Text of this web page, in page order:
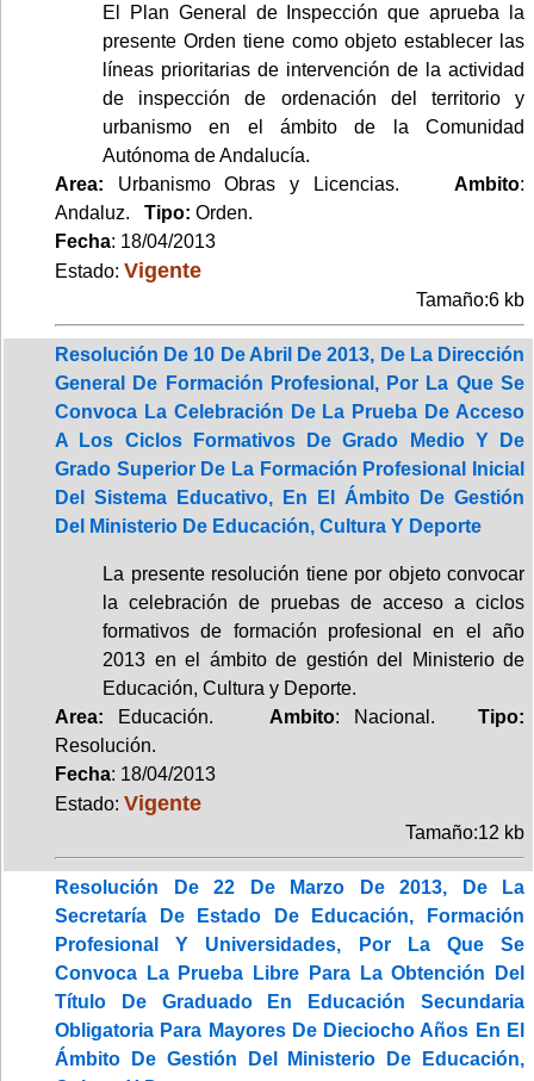
El Plan General de Inspección que aprueba la
presente Orden tiene como objeto establecer las
líneas prioritarias de intervención de la actividad
de inspección de ordenación del territorio y
urbanismo en el ámbito de la Comunidad
Autónoma de Andalucía.
Area: Urbanismo Obras y Licencias. Ambito:
Andaluz. Tipo: Orden.
Fecha: 18/04/2013
Estado: Vigente
Tamaño:6 kb
Resolución De 10 De Abril De 2013, De La Dirección
General De Formación Profesional, Por La Que Se
Convoca La Celebración De La Prueba De Acceso
A Los Ciclos Formativos De Grado Medio Y De
Grado Superior De La Formación Profesional Inicial
Del Sistema Educativo, En El Ámbito De Gestión
Del Ministerio De Educación, Cultura Y Deporte
La presente resolución tiene por objeto convocar
la celebración de pruebas de acceso a ciclos
formativos de formación profesional en el año
2013 en el ámbito de gestión del Ministerio de
Educación, Cultura y Deporte.
Area: Educación. Ambito: Nacional.Tipo:
Resolución.
Fecha: 18/04/2013
Estado: Vigente
Tamaño:12 kb
Resolución De 22 De Marzo De 2013, De La
Secretaría De Estado De Educación, Formación
Profesional Y Universidades, Por La Que Se
Convoca La Prueba Libre Para La Obtención Del
Título De Graduado En Educación Secundaria
Obligatoria Para Mayores De Dieciocho Años En El
Ámbito De Gestión Del Ministerio De Educación,